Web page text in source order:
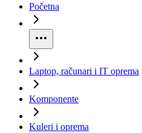
Početna
Laptop, računari i IT oprema
Komponente
Kuleri i oprema